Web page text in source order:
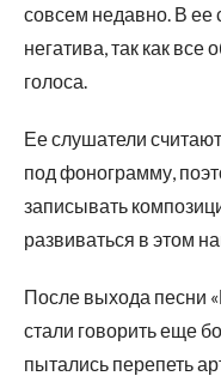
совсем недавно. В ее
негатива, так как все
голоса.
Ее слушатели
под фонограмму,
записывать
развиваться в этом
После выхода песни
стали говорить еще
пытались перепеть